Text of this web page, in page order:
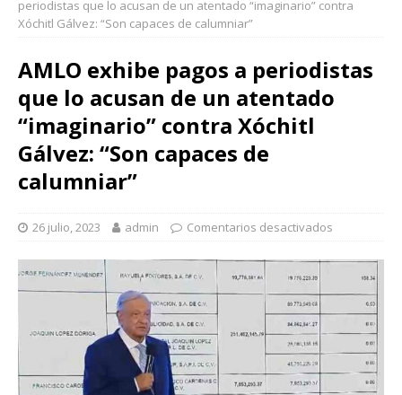
periodistas que lo acusan de un atentado “imaginario” contra
Xóchitl Gálvez: “Son capaces de calumniar”
AMLO exhibe pagos a periodistas
que lo acusan de un atentado
“imaginario” contra Xóchitl
Gálvez: “Son capaces de
calumniar”
26 julio, 2023 admin Comentarios desactivados